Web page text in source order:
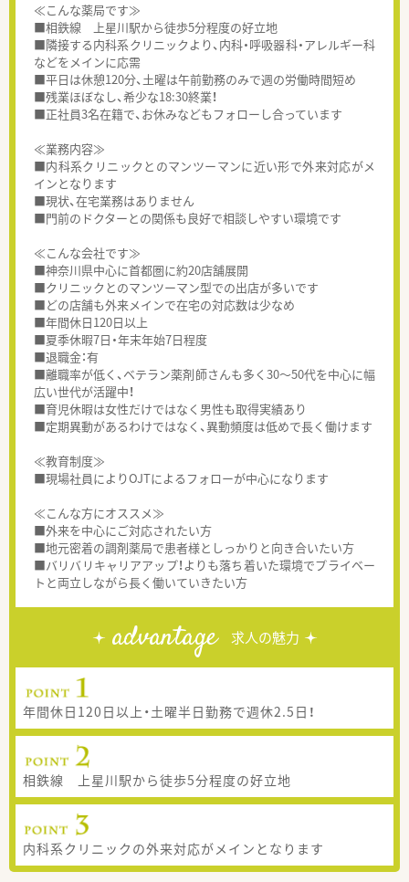
≪こんな薬局です≫
■相鉄線 上星川駅から徒歩5分程度の好立地
■隣接する内科系クリニックより、内科・呼吸器科・アレルギー科
などをメインに応需
■平日は休憩120分、土曜は午前勤務のみで週の労働時間短め
■残業ほぼなし、希少な18:30終業！
■正社員3名在籍で、お休みなどもフォローし合っています
≪業務内容≫
■内科系クリニックとのマンツーマンに近い形で外来対応がメ
インとなります
■現状、在宅業務はありません
■門前のドクターとの関係も良好で相談しやすい環境です
≪こんな会社です≫
■神奈川県中心に首都圏に約20店舗展開
■クリニックとのマンツーマン型での出店が多いです
■どの店舗も外来メインで在宅の対応数は少なめ
■年間休日120日以上
■夏季休暇7日・年末年始7日程度
■退職金：有
■離職率が低く、ベテラン薬剤師さんも多く30～50代を中心に幅
広い世代が活躍中！
■育児休暇は女性だけではなく男性も取得実績あり
■定期異動があるわけではなく、異動頻度は低めで長く働けます
≪教育制度≫
■現場社員によりOJTによるフォローが中心になります
≪こんな方にオススメ≫
■外来を中心にご対応されたい方
■地元密着の調剤薬局で患者様としっかりと向き合いたい方
■バリバリキャリアアップ！よりも落ち着いた環境でプライベー
トと両立しながら長く働いていきたい方
advantage 求人の魅力
年間休日120日以上・土曜半日勤務で週休2.5日！
相鉄線 上星川駅から徒歩5分程度の好立地
内科系クリニックの外来対応がメインとなります